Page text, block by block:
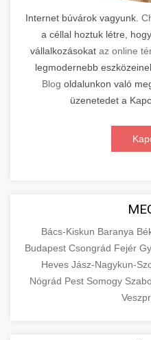
Internet búvárok vagyunk.
a céllal hoztuk létre,
vállalkozásokat az online
legmodernebb
Blog oldalunkon való
üzenetedet a
Bács-Kiskun Baranya
Budapest Csongrád Fejér
Heves Jász-Nagykun-
Nógrád Pest Somogy